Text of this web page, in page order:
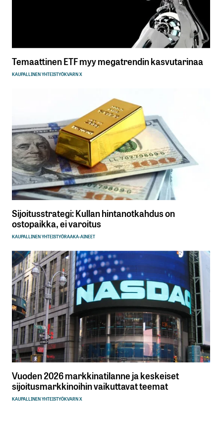
Temaattinen ETF myy megatrendin kasvutarinaa
KAUPALLINEN YHTEISTYÖKVARN X
Sijoitusstrategi: Kullan hintanotkahdus on
ostopaikka, ei varoitus
KAUPALLINEN YHTEISTYÖRAAKA-AINEET
Vuoden 2026 markkinatilanne ja keskeiset
sijoitusmarkkinoihin vaikuttavat teemat
KAUPALLINEN YHTEISTYÖKVARN X